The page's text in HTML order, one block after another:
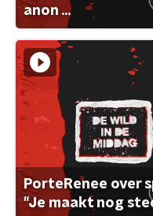
anon ...
PorteRenee over
"Je maakt nog